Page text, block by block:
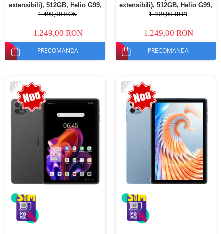
extensibili), 512GB, Helio G99,
10800mAh, 33W, Android 14,
1.499,00 RON
1.249,00 RON
PRECOMANDA
extensibili), 512GB, Helio G99,
10800mAh, 33W, Android 14,
1.499,00 RON
1.249,00 RON
PRECOMANDA
-20% -20%